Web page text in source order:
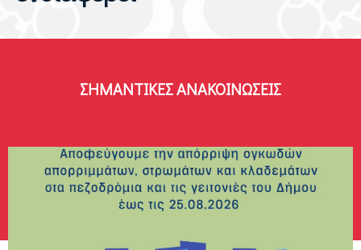
ΣΗΜΑΝΤΙΚΈΣ ΑΝΑΚΟΙΝΏΣΕΙΣ